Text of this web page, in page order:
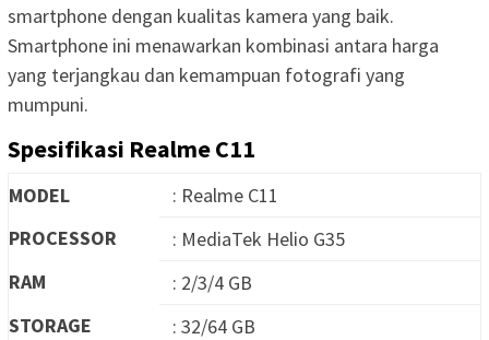
smartphone dengan kualitas kamera yang baik.
Smartphone ini menawarkan kombinasi antara harga
yang terjangkau dan kemampuan fotografi yang
mumpuni.
Spesifikasi Realme C11
MODEL
: Realme C11
PROCESSOR
: MediaTek Helio G35
RAM
: 2/3/4 GB
STORAGE
: 32/64 GB